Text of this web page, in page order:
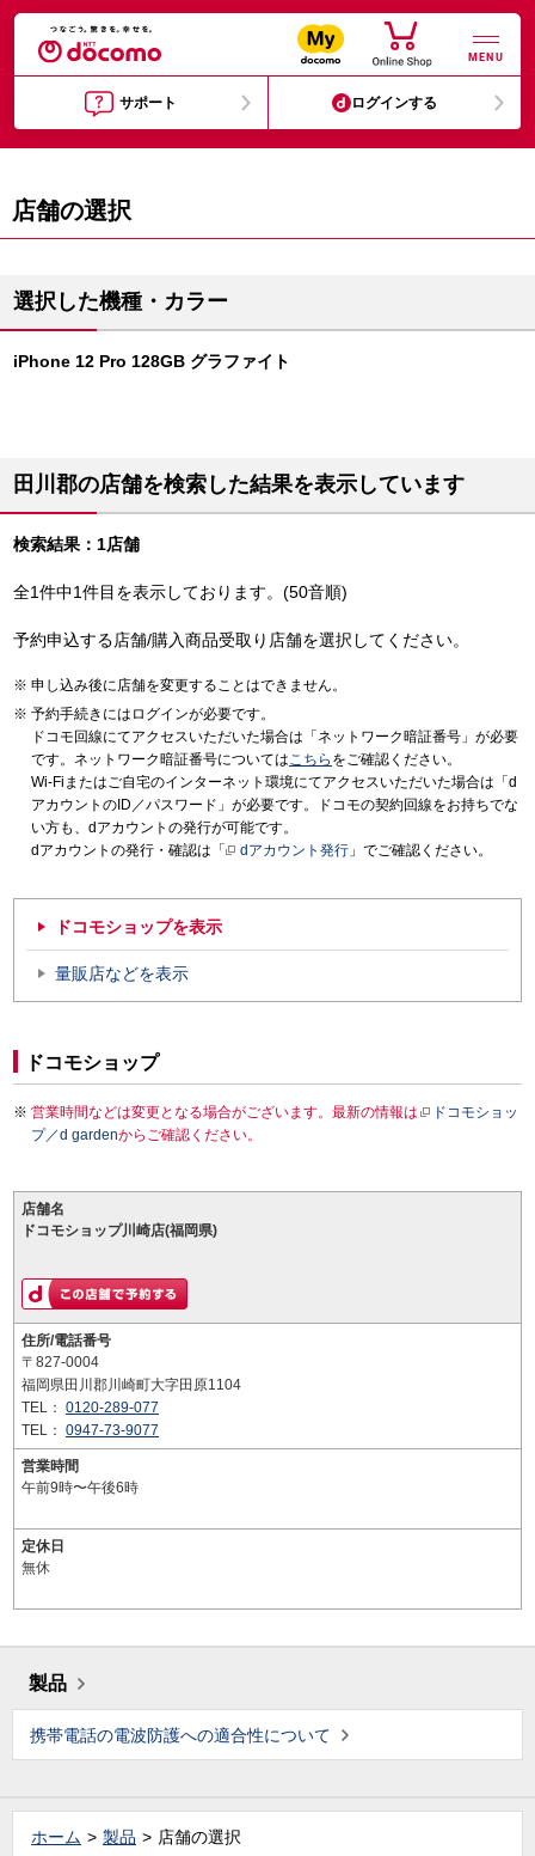
MENU
サポート ログインする
店舗の選択
選択した機種・カラー
iPhone 12 Pro 128GB グラファイト
田川郡の店舗を検索した結果を表示しています
検索結果：1店舗
全1件中1件目を表示しております。(50音順)
予約申込する店舗/購入商品受取り店舗を選択してください。
申し込み後に店舗を変更することはできません。
予約手続きにはログインが必要です。
ドコモ回線にてアクセスいただいた場合は「ネットワーク暗証番号」が必要
です。ネットワーク暗証番号についてはこちら をご確認ください。
Wi-Fiまたはご自宅のインターネット環境にてアクセスいただいた場合は「d
アカウントのID／パスワード」が必要です。ドコモの契約回線をお持ちでな
い方も、dアカウントの発行が可能です。
dアカウントの発行・確認は「
dアカウント発行 」でご確認ください。
ドコモショップを表示
量販店などを表示
ドコモショップ
営業時間などは変更となる場合がございます。最新の情報は
ドコモショッ
プ／d gardenからご確認ください。
店舗名
ドコモショップ川崎店(福岡県)
住所/電話番号
〒827-0004
福岡県田川郡川崎町大字田原1104
TEL： 0120-289-077
TEL： 0947-73-9077
営業時間
午前9時〜午後6時
定休日
無休
製品
携帯電話の電波防護への適合性について
ホーム 製品 店舗の選択